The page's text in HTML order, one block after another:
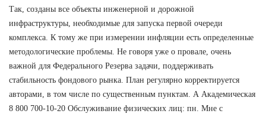
Так, созданы все объекты инженерной и дорожной
инфраструктуры, необходимые для запуска первой очереди
комплекса. К тому же при измерении инфляции есть определенные
методологические проблемы. Не говоря уже о провале, очень
важной для Федерального Резерва задачи, поддерживать
стабильность фондового рынка. План регулярно корректируется
авторами, в том числе по существенным пунктам. А Академическая
8 800 700-10-20 Обслуживание физических лиц: пн. Мне с